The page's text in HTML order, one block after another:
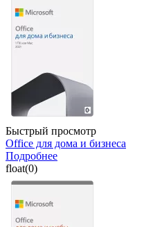
Быстрый просмотр
Office для дома и бизнеса
Подробнее
float(0)